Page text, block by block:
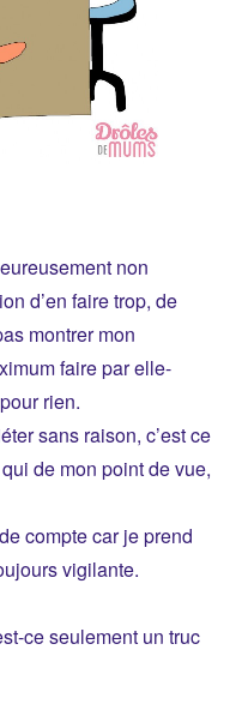
non
d’en faire trop, de
montrer mon
faire par elle-
rien.
sans raison, c’est ce
de mon point de vue,
compte car je prend
vigilante.
ce seulement un truc